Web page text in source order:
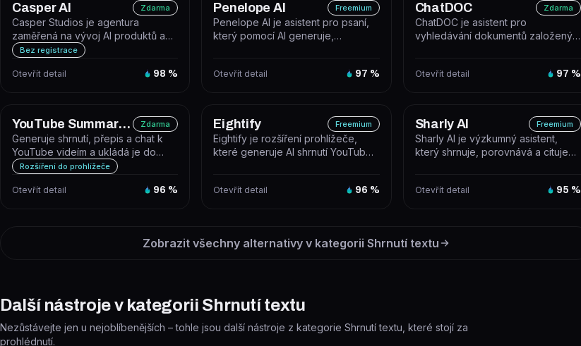
Casper AI Zdarma
Casper Studios je agentura
zaměřená na vývoj AI produktů a
řešení na míru, specializující se na...
Bez registrace
Otevřít detail 98 %
Penelope AI Freemium
Penelope AI je asistent pro psaní,
který pomocí AI generuje,
Otevřít detail 97 %
ChatDOC Zdarma
ChatDOC je asistent pro
vyhledávání dokumentů založený
Otevřít detail 97 %
YouTube Summarized Zdarma
Generuje shrnutí, přepis a chat k
YouTube videím a ukládá je do
osobní knihovny.
Rozšíření do prohlížeče
Otevřít detail 96 %
Eightify Freemium
Eightify je rozšíření prohlížeče,
které generuje AI shrnutí YouTube
Otevřít detail 96 %
Sharly AI Freemium
Sharly AI je výzkumný asistent,
který shrnuje, porovnává a cituje
Otevřít detail 95 %
Zobrazit všechny alternativy v kategorii Shrnutí textu
Další nástroje v kategorii Shrnutí textu
Nezůstávejte jen u nejoblíbenějších – tohle jsou další nástroje z kategorie Shrnutí textu, které stojí za
prohlédnutí.